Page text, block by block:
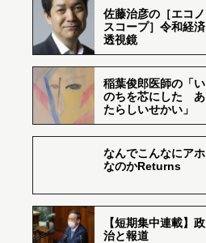
佐藤治彦の［エコノ
スコープ］令和経済
透視鏡
稲葉俊郎医師の「い
のちを芯にした あ
たらしいせかい」
なんでこんなにアホ
なのかReturns
【短期集中連載】政
治と報道